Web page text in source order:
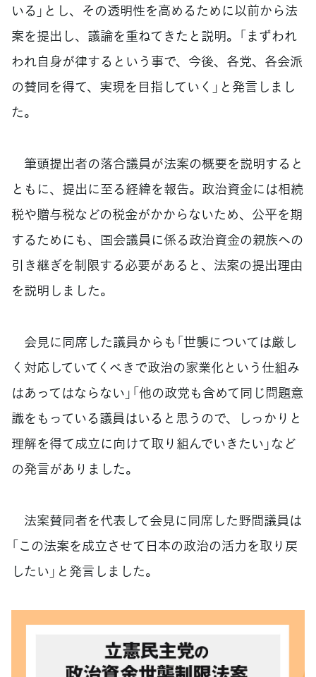
いる」とし、その透明性を高めるために以前から法
案を提出し、議論を重ねてきたと説明。「まずわれ
われ自身が律するという事で、今後、各党、各会派
の賛同を得て、実現を目指していく」と発言しまし
た。
筆頭提出者の落合議員が法案の概要を説明すると
ともに、提出に至る経緯を報告。政治資金には相続
税や贈与税などの税金がかからないため、公平を期
するためにも、国会議員に係る政治資金の親族への
引き継ぎを制限する必要があると、法案の提出理由
を説明しました。
会見に同席した議員からも「世襲については厳し
く対応していてくべきで政治の家業化という仕組み
はあってはならない」「他の政党も含めて同じ問題意
識をもっている議員はいると思うので、しっかりと
理解を得て成立に向けて取り組んでいきたい」など
の発言がありました。
法案賛同者を代表して会見に同席した野間議員は
「この法案を成立させて日本の政治の活力を取り戻
したい」と発言しました。